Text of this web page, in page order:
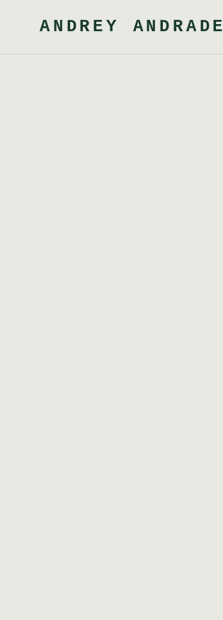
ANDREY ANDRADE